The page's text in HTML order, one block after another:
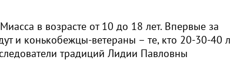
в возрасте от 10 до 18 лет. Впервые за
и конькобежцы-ветераны – те, кто 20-30-40
традиций Лидии Павловны